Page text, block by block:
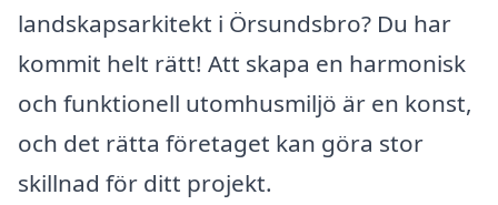
landskapsarkitekt i Örsundsbro? Du har
kommit helt rätt! Att skapa en harmonisk
och funktionell utomhusmiljö är en konst,
och det rätta företaget kan göra stor
skillnad för ditt projekt.